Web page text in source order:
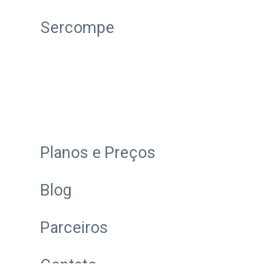
Sercompe
Planos e Preços
Blog
Parceiros
Contato